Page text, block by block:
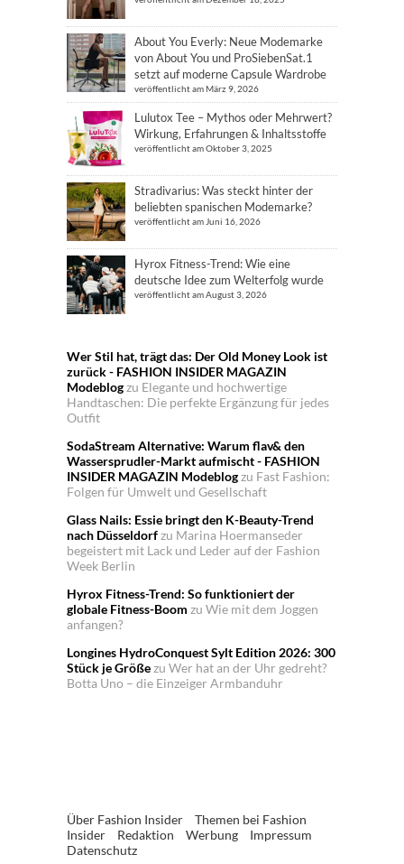
About You Everly: Neue Modemarke
von About You und ProSiebenSat.1
setzt auf moderne Capsule Wardrobe
veröffentlicht am März 9, 2026
Lulutox Tee – Mythos oder Mehrwert?
Wirkung, Erfahrungen & Inhaltsstoffe
veröffentlicht am Oktober 3, 2025
Stradivarius: Was steckt hinter der
beliebten spanischen Modemarke?
veröffentlicht am Juni 16, 2026
Hyrox Fitness-Trend: Wie eine
deutsche Idee zum Welterfolg wurde
veröffentlicht am August 3, 2026
Wer Stil hat, trägt das: Der Old Money Look ist
zurück - FASHION INSIDER MAGAZIN
Modeblogzu Elegante und hochwertige
Handtaschen: Die perfekte Ergänzung für jedes
Outfit
SodaStream Alternative: Warum flav& den
Wassersprudler-Markt aufmischt - FASHION
INSIDER MAGAZIN Modeblogzu Fast Fashion:
Folgen für Umwelt und Gesellschaft
Glass Nails: Essie bringt den K-Beauty-Trend
nach Düsseldorfzu Marina Hoermanseder
begeistert mit Lack und Leder auf der Fashion
Week Berlin
Hyrox Fitness-Trend: So funktioniert der
globale Fitness-Boom zu Wie mit dem Joggen
anfangen?
Longines HydroConquest Sylt Edition 2026: 300
Stück je Größezu Wer hat an der Uhr gedreht?
Botta Uno – die Einzeiger Armbanduhr
Über Fashion Insider
Themen bei Fashion
Insider
Redaktion Werbung
Impressum
Datenschutz